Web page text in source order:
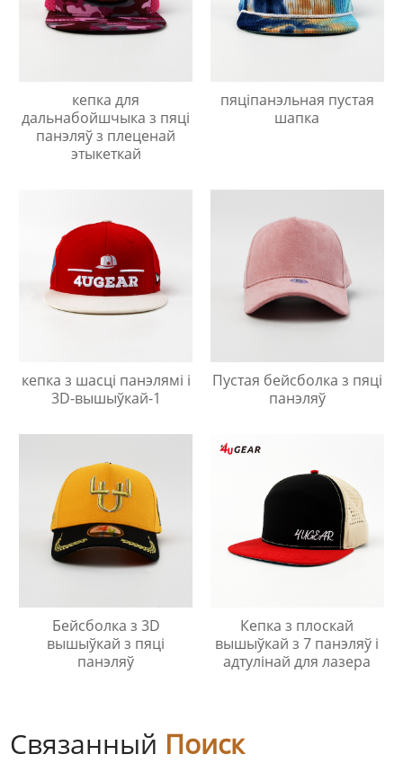
кепка для
дальнабойшчыка з пяці
панэляў з плеценай
этыкеткай
пяціпанэльная пустая
шапка
кепка з шасці панэлямі і
3D-вышыўкай-1
Пустая бейсболка з пяці
панэляў
Бейсболка з 3D
вышыўкай з пяці
панэляў
Кепка з плоскай
вышыўкай з 7 панэляў і
адтулінай для лазера
Связанный Поиск